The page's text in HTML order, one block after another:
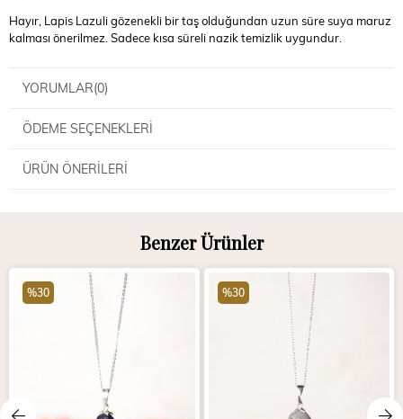
Hayır, Lapis Lazuli gözenekli bir taş olduğundan uzun süre suya maruz
kalması önerilmez. Sadece kısa süreli nazik temizlik uygundur.
YORUMLAR(0)
ÖDEME SEÇENEKLERI
ÜRÜN ÖNERILERI
Benzer Ürünler
%30 %30